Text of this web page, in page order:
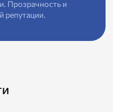
Прозрачность и
репутации.